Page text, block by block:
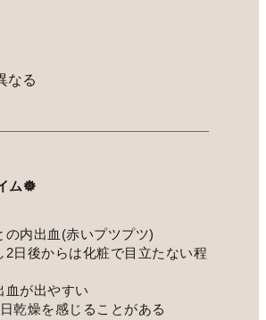
なる
ム𖣔
内出血(赤いプツプツ)
2日後からは化粧で目立たない程
血が出やすい
乾燥を感じることがある